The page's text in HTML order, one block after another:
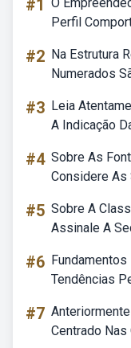
#1
Perfil
#2 Na Estrutura
Numerados
#3 Leia
A Indicação
#4 Sobre As
Considere
#5 Sobre A
Assinale A
#6 Fundamentos
Tendências
#7
Centrado